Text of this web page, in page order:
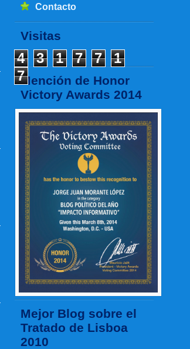
Contacto
Visitas
4 3 1 7 7
1
7Mención de Honor
Victory Awards 2014
Mejor Blog sobre el
Tratado de Lisboa
2010